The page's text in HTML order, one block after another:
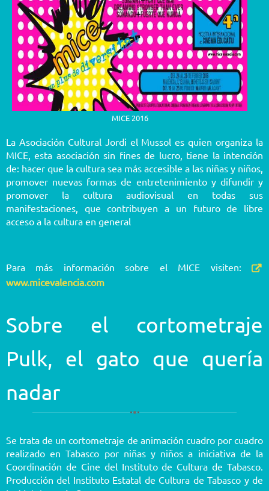
MICE 2016
La Asociación Cultural Jordi el Mussol es quien organiza la
MICE, esta asociación sin fines de lucro, tiene la intención
de: hacer que la cultura sea más accesible a las niñas y niños,
promover nuevas formas de entretenimiento y difundir y
promover la cultura audiovisual en todas sus
manifestaciones, que contribuyen a un futuro de libre
acceso a la cultura en general
Para más información sobre el MICE visiten:
www.micevalencia.com
Sobre el cortometraje
Pulk, el gato que quería
nadar
Se trata de un cortometraje de animación cuadro por cuadro
realizado en Tabasco por niñas y niños a iniciativa de la
Coordinación de Cine del Instituto de Cultura de Tabasco.
Producción del Instituto Estatal de Cultura de Tabasco y de